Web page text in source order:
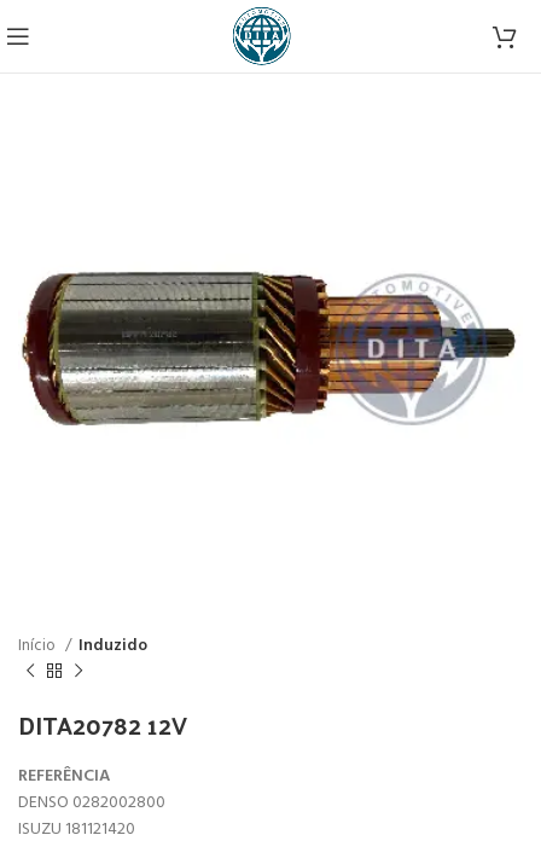
Início Induzido
DITA20782 12V
REFERÊNCIA
DENSO 0282002800
ISUZU 181121420